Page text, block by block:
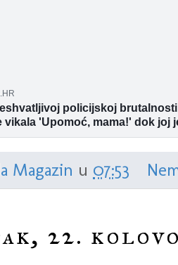
policijskoj
vikala 'Upomoć, mama!' dok joj
stavljao lisičine; Nemilim
i plakanje, a onda su ih
sam otvorila vrata stana na koja je
za koji sam mislila da je
Magazin u 07:53
22.